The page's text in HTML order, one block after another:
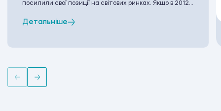
посилили свої позиції на світових ринках. Якщо в 2012...
Детальніше